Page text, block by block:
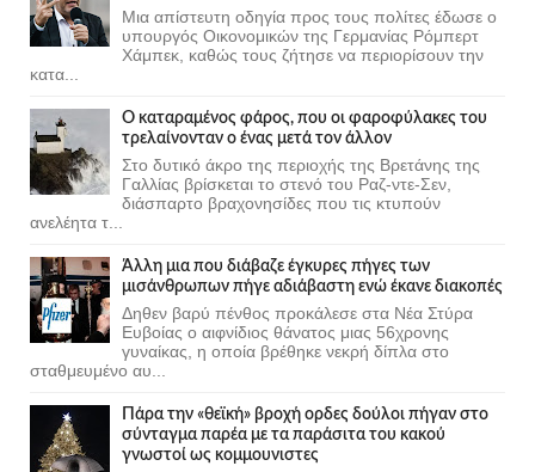
Μια απίστευτη οδηγία προς τους πολίτες έδωσε ο
υπουργός Οικονομικών της Γερμανίας Ρόμπερτ
Χάμπεκ, καθώς τους ζήτησε να περιορίσουν την
κατα...
Ο καταραμένος φάρος, που οι φαροφύλακες του
τρελαίνονταν ο ένας μετά τον άλλον
Στο δυτικό άκρο της περιοχής της Βρετάνης της
Γαλλίας βρίσκεται το στενό του Ραζ-ντε-Σεν,
διάσπαρτο βραχονησίδες που τις κτυπούν
ανελέητα τ...
Άλλη μια που διάβαζε έγκυρες πήγες των
μισάνθρωπων πήγε αδιάβαστη ενώ έκανε διακοπές
Δηθεν βαρύ πένθος προκάλεσε στα Νέα Στύρα
Ευβοίας ο αιφνίδιος θάνατος μιας 56χρονης
γυναίκας, η οποία βρέθηκε νεκρή δίπλα στο
σταθμευμένο αυ...
Πάρα την «θεϊκή» βροχή ορδες δούλοι πήγαν στο
σύνταγμα παρέα με τα παράσιτα του κακού
γνωστοί ως κομμουνιστες